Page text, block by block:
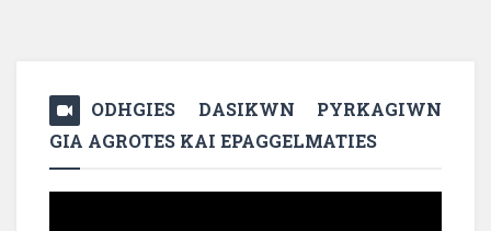
ODHGIES DASIKWN PYRKAGIWN
GIA AGROTES KAI EPAGGELMATIES